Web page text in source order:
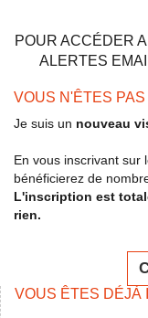
POUR ACCÉDER
ALERTES
VOUS N'ÊTES
Je suis un nouveau
En vous inscrivant sur
bénéficierez de
L'inscription est
rien.
VOUS ÊTES DÉJÀ